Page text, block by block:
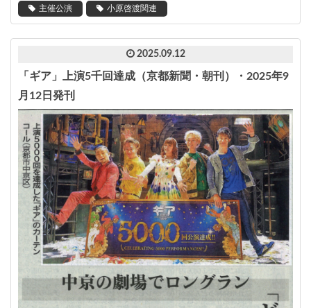
主催公演 小原啓渡関連
2025.09.12
「ギア」上演5千回達成（京都新聞・朝刊）・2025年9
月12日発刊